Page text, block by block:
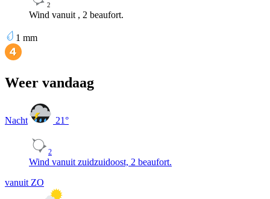
2
Wind vanuit , 2 beaufort.
1 mm
Weer vandaag
Nacht 21°
2
Wind vanuit zuidzuidoost, 2 beaufort.
vanuit ZO